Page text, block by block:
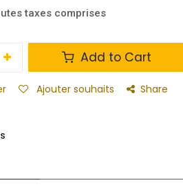
taxes comprises
Add to Cart
Ajouter souhaits Share